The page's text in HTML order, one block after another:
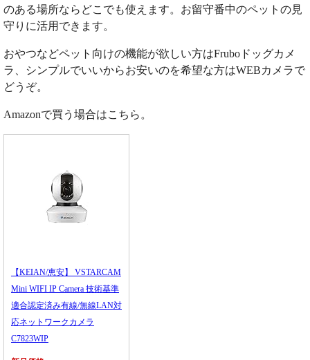
のある場所ならどこでも使えます。お留守番中のペットの見
守りに活用できます。
おやつなどペット向けの機能が欲しい方はFruboドッグカメ
ラ、シンプルでいいからお安いのを希望な方はWEBカメラで
どうぞ。
Amazonで買う場合はこちら。
【KEIAN/恵安】 VSTARCAM
Mini WIFI IP Camera 技術基準
適合認定済み有線/無線LAN対
応ネットワークカメラ
C7823WIP